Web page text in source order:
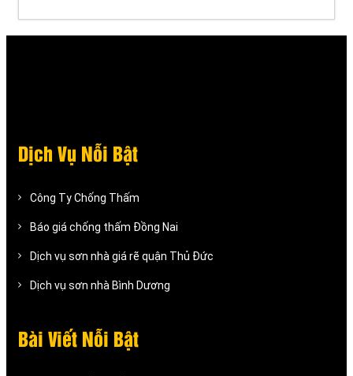
Dịch Vụ Nỗi Bật
Công Ty Chống Thấm
Báo giá chống thấm Đồng Nai
Dịch vụ sơn nhà giá rẽ quận Thủ Đức
Dịch vụ sơn nhà Bình Dương
Bài Viết Nỗi Bật